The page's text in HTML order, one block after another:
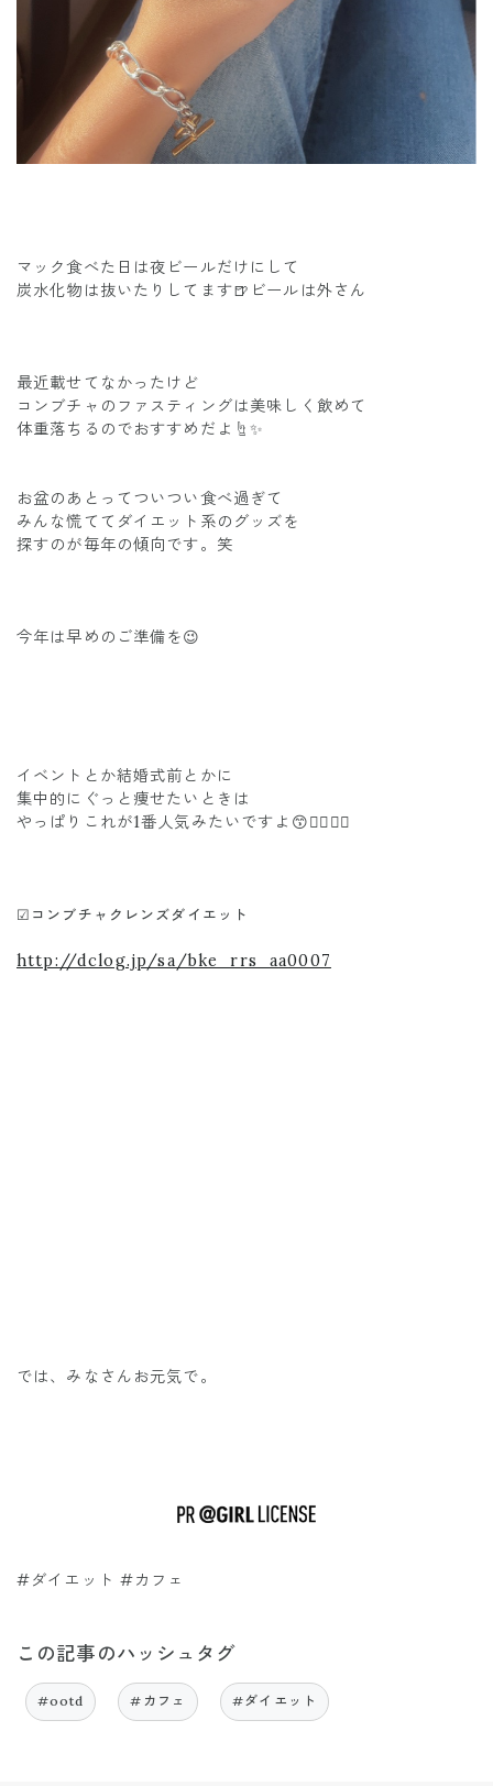
マック食べた日は夜ビールだけにして
炭水化物は抜いたりしてます🍺ビールは外さん
最近載せてなかったけど
コンブチャのファスティングは美味しく飲めて
体重落ちるのでおすすめだよ☝️✨
お盆のあとってついつい食べ過ぎて
みんな慌ててダイエット系のグッズを
探すのが毎年の傾向です。笑
今年は早めのご準備を😉
イベントとか結婚式前とかに
集中的にぐっと痩せたいときは
やっぱりこれが1番人気みたいですよ😙❤️‍🔥❤️‍🔥
☑︎コンブチャクレンズダイエット
http://dclog.jp/sa/bke_rrs_aa0007
では、みなさんお元気で。
#ダイエット #カフェ
この記事のハッシュタグ
#ootd #カフェ #ダイエット